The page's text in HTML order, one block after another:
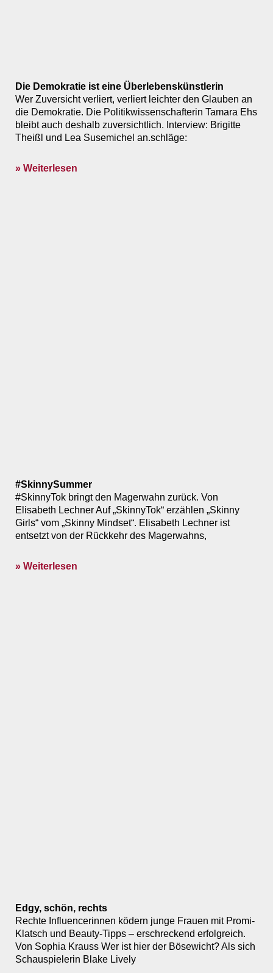
Die Demokratie ist eine Überlebenskünstlerin
Wer Zuversicht verliert, verliert leichter den Glauben an
die Demokratie. Die Politikwissenschafterin Tamara Ehs
bleibt auch deshalb zuversichtlich. Interview: Brigitte
Theißl und Lea Susemichel an.schläge:
» Weiterlesen
#SkinnySummer
#SkinnyTok bringt den Magerwahn zurück. Von
Elisabeth Lechner Auf „SkinnyTok“ erzählen „Skinny
Girls“ vom „Skinny Mindset“. Elisabeth Lechner ist
entsetzt von der Rückkehr des Magerwahns,
» Weiterlesen
Edgy, schön, rechts
Rechte Influencerinnen ködern junge Frauen mit Promi-
Klatsch und Beauty-Tipps – erschreckend erfolgreich.
Von Sophia Krauss Wer ist hier der Bösewicht? Als sich
Schauspielerin Blake Lively